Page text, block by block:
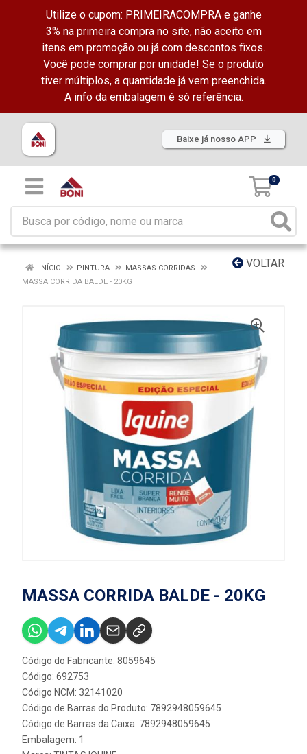
Utilize o cupom: PRIMEIRACOMPRA e ganhe
3% na primeira compra no site, não aceito em
itens em promoção ou já com descontos fixos.
Você pode comprar por unidade! Se o produto
tiver múltiplos, a quantidade já vem preenchida.
A info da embalagem é só referência.
Baixe já nosso APP
0
VOLTAR
INÍCIO PINTURA
MASSAS CORRIDAS
MASSA CORRIDA BALDE - 20KG
MASSA CORRIDA BALDE - 20KG
Código do Fabricante: 8059645
Código: 692753
Código NCM: 32141020
Código de Barras do Produto: 7892948059645
Código de Barras da Caixa: 7892948059645
Embalagem: 1